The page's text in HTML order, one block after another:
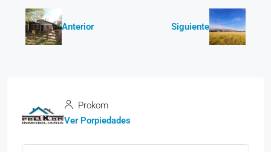
Anterior Siguiente
Prokom
Ver Porpiedades